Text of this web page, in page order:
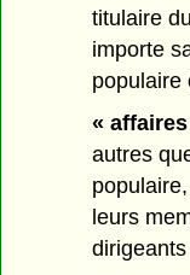
titulaire
importe
populaire
«
autres
leurs